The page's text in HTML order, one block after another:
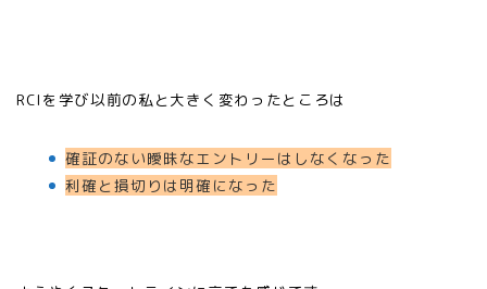
RCIを学び以前の私と大きく変わったところは
確証のない曖昧なエントリーはしなくなった
利確と損切りは明確になった